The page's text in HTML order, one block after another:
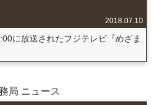
2018.07.10
に放送されたフジテレビ『めざま
局 ニュース